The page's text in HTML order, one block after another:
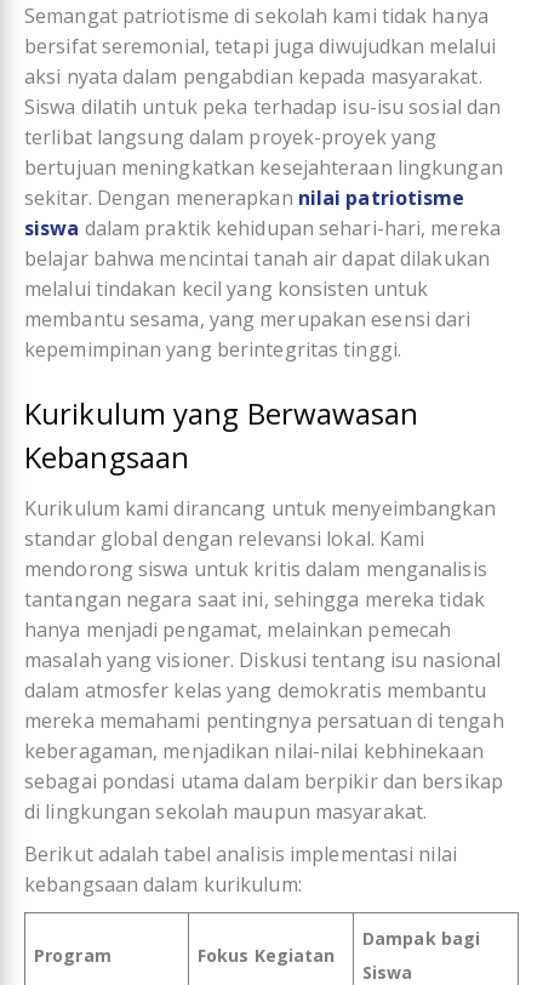
Semangat patriotisme di sekolah kami tidak hanya
bersifat seremonial, tetapi juga diwujudkan melalui
aksi nyata dalam pengabdian kepada masyarakat.
Siswa dilatih untuk peka terhadap isu-isu sosial dan
terlibat langsung dalam proyek-proyek yang
bertujuan meningkatkan kesejahteraan lingkungan
sekitar. Dengan menerapkan nilai patriotisme
siswa dalam praktik kehidupan sehari-hari, mereka
belajar bahwa mencintai tanah air dapat dilakukan
melalui tindakan kecil yang konsisten untuk
membantu sesama, yang merupakan esensi dari
kepemimpinan yang berintegritas tinggi.
Kurikulum yang Berwawasan
Kebangsaan
Kurikulum kami dirancang untuk menyeimbangkan
standar global dengan relevansi lokal. Kami
mendorong siswa untuk kritis dalam menganalisis
tantangan negara saat ini, sehingga mereka tidak
hanya menjadi pengamat, melainkan pemecah
masalah yang visioner. Diskusi tentang isu nasional
dalam atmosfer kelas yang demokratis membantu
mereka memahami pentingnya persatuan di tengah
keberagaman, menjadikan nilai-nilai kebhinekaan
sebagai pondasi utama dalam berpikir dan bersikap
di lingkungan sekolah maupun masyarakat.
Berikut adalah tabel analisis implementasi nilai
kebangsaan dalam kurikulum:
Program Fokus Kegiatan
Dampak bagi
Siswa